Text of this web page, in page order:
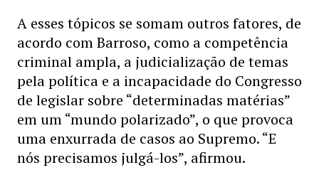
A esses tópicos se somam outros fatores, de
acordo com Barroso, como a competência
criminal ampla, a judicialização de temas
pela política e a incapacidade do Congresso
de legislar sobre “determinadas matérias”
em um “mundo polarizado”, o que provoca
uma enxurrada de casos ao Supremo. “E
nós precisamos julgá-los”, afirmou.